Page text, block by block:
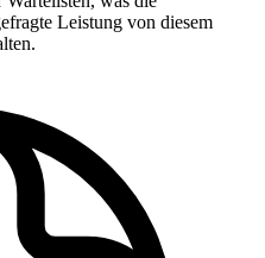
Leistung von diesem